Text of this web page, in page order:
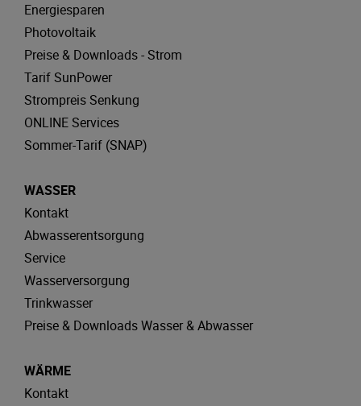
Energiesparen
Photovoltaik
Preise & Downloads - Strom
Tarif SunPower
Strompreis Senkung
ONLINE Services
Sommer-Tarif (SNAP)
WASSER
Kontakt
Abwasserentsorgung
Service
Wasserversorgung
Trinkwasser
Preise & Downloads Wasser & Abwasser
WÄRME
Kontakt